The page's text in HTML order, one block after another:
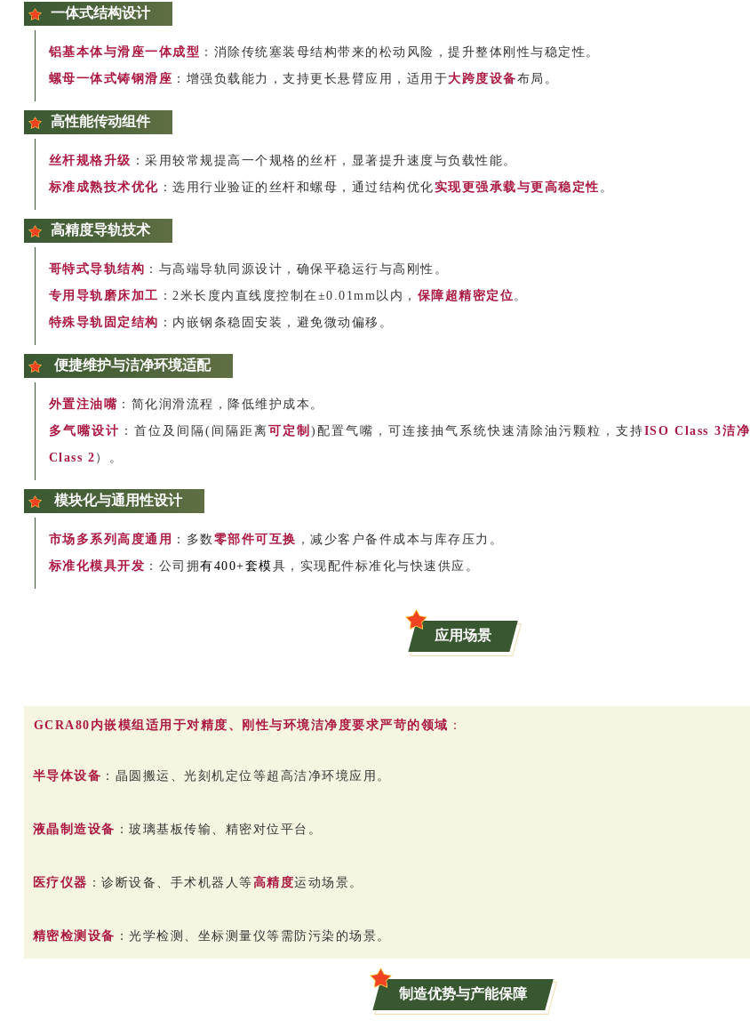
一体式结构设计
铝基本体与滑座一体成型 ：消除传统塞装母结构带来的松动风险，提升整体刚性与稳定性。
螺母一体式铸钢滑座 ：增强负载能力，支持更长悬臂应用，适用于大跨度设备布局。
高性能传动组件
丝杆规格升级 ：采用较常规提高一个规格的丝杆，显著提升速度与负载性能。
标准成熟技术优化 ：选用行业验证的丝杆和螺母，通过结构优化实现更强承载与更高稳定性 。
高精度导轨技术
哥特式导轨结构 ：与高端导轨同源设计，确保平稳运行与高刚性。
专用导轨磨床加工 ：2米长度内直线度控制在±0.01mm以内， 保障超精密定位。
特殊导轨固定结构 ：内嵌钢条稳固安装，避免微动偏移。
便捷维护与洁净环境适配
外置注油嘴 ：简化润滑流程，降低维护成本。
多气嘴设计 ：首位及间隔(间隔距离可定制 )配置气嘴，可连接抽气系统快速清除油污颗粒，支持ISO Class 3洁净
Class 2 ）。
模块化与通用性设计
市场多系列高度通用 ：多数 零部件可互换 ，减少客户备件成本与库存压力。
标准化模具开发 ：公司拥有400+套模具，实现配件标准化与快速供应。
应用场景
GCRA80内嵌模组适用于对精度、刚性与环境洁净度要求严苛的领域 ：
半导体设备 ：晶圆搬运、光刻机定位等超高洁净环境应用。
液晶制造设备 ：玻璃基板传输、精密对位平台。
医疗仪器 ：诊断设备、手术机器人等高精度运动场景。
精密检测设备 ：光学检测、坐标测量仪等需防污染的场景。
制造优势与产能保障